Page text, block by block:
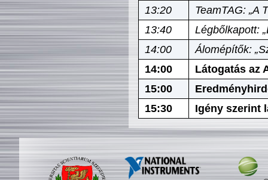
13:20
TeamTAG: „A
13:40
Légbőlkapott:
14:00
Álomépítők:
14:00
Látogatás az
15:00
15:30
Igény szerint